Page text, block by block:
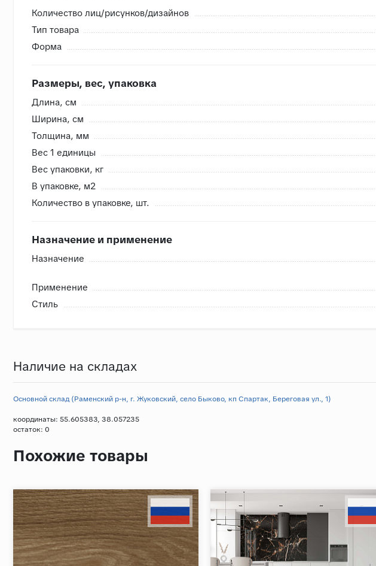
Количество лиц/рисунков/дизайнов
Тип товара
Форма
Размеры, вес, упаковка
Длина, cм
Ширина, cм
Толщина, мм
Вес 1 единицы
Вес упаковки, кг
В упаковке, м2
Количество в упаковке, шт.
Назначение и применение
Назначение
Применение
Стиль
Внутренняя система контроля
- Привозим с запасом складские позиции, чтобы при приемке сразу заменить
- Храним на закрытом складе, коробки защищены от внешних воздействий,
Наличие на складах
Основной склад (Раменский р-н, г. Жуковский, село Быково, кп Спартак, Береговая ул., 1)
координаты: 55.605383, 38.057235
остаток: 0
Похожие товары